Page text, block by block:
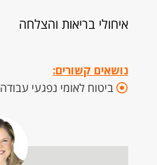
איחולי בריאות והצלחה
נושאים קשורים:
ביטוח לאומי נפגעי עבודה